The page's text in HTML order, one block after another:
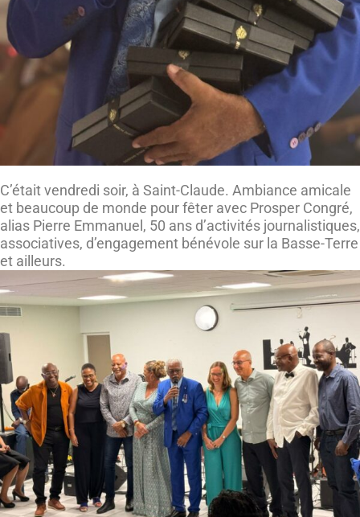
C’était vendredi soir, à Saint-Claude. Ambiance amicale
et beaucoup de monde pour fêter avec Prosper Congré,
alias Pierre Emmanuel, 50 ans d’activités journalistiques,
associatives, d’engagement bénévole sur la Basse-Terre
et ailleurs.